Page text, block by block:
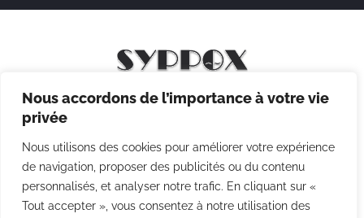
Nous accordons de l’importance à votre vie
privée
Nous utilisons des cookies pour améliorer votre expérience
de navigation, proposer des publicités ou du contenu
personnalisés, et analyser notre trafic. En cliquant sur «
Tout accepter », vous consentez à notre utilisation des
Mentions légales
Politique des cookies
CGV